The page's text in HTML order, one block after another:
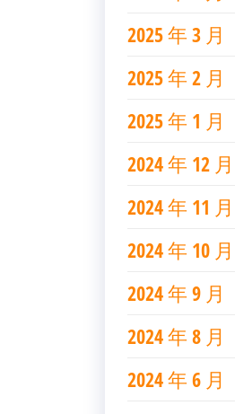
2025 年 3 月
2025 年 2 月
2025 年 1 月
2024 年 12 月
2024 年 11 月
2024 年 10 月
2024 年 9 月
2024 年 8 月
2024 年 6 月